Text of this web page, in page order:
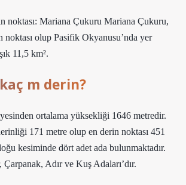
noktası: Mariana Çukuru Mariana Çukuru,
noktası olup Pasifik Okyanusu’nda yer
11,5 km².
m derin?
ortalama yüksekliği 1646 metredir.
171 metre olup en derin noktası 451
kesiminde dört adet ada bulunmaktadır.
Adır ve Kuş Adaları’dır.